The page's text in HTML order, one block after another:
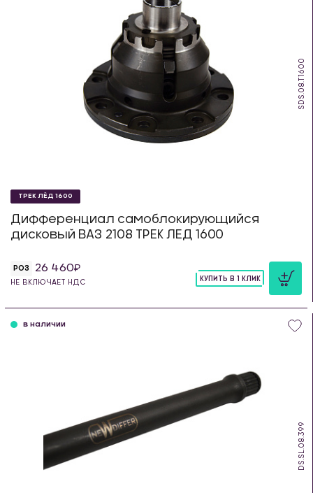
SDS.08.T1600
ТРЕК ЛЁД 1600
Дифференциал самоблокирующийся
дисковый ВАЗ 2108 ТРЕК ЛЕД 1600
РОЗ 26 460
НЕ ВКЛЮЧАЕТ НДС
КУПИТЬ В 1 КЛИК
DS.SL.08.399
в наличии